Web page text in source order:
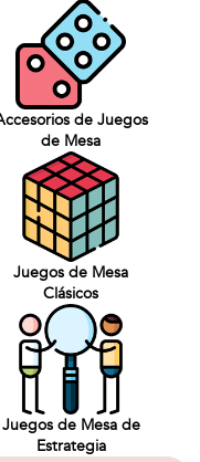
de Juegos
de Mesa
Juegos de Mesa
Clásicos
Juegos de Mesa de
Estrategia